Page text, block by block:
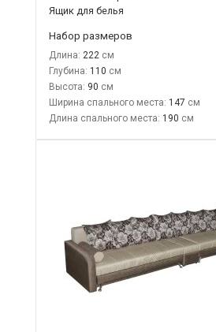
Ящик для белья
Набор размеров
Длина: 222
Глубина: 110
Высота: 90
Ширина спального места: 147
Длина спального места: 190